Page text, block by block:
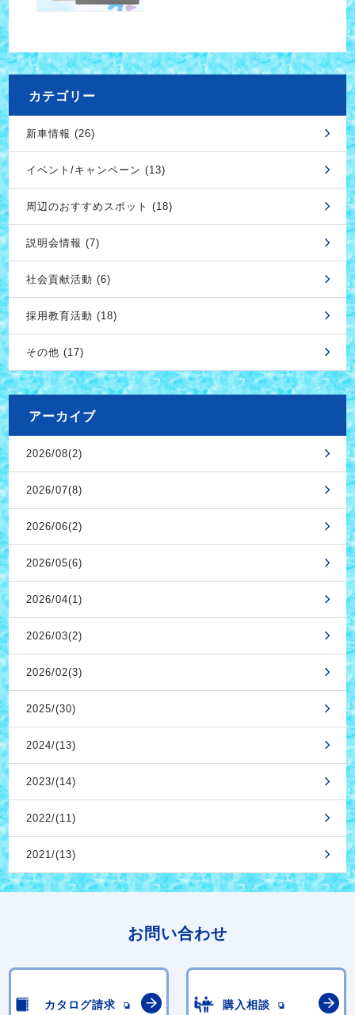
カテゴリー
新車情報 (26)
イベント/キャンペーン (13)
周辺のおすすめスポット (18)
説明会情報 (7)
社会貢献活動 (6)
採用教育活動 (18)
その他 (17)
アーカイブ
2026/08(2)
2026/07(8)
2026/06(2)
2026/05(6)
2026/04(1)
2026/03(2)
2026/02(3)
2025/(30)
2024/(13)
2023/(14)
2022/(11)
2021/(13)
お問い合わせ
カタログ請求 購入相談